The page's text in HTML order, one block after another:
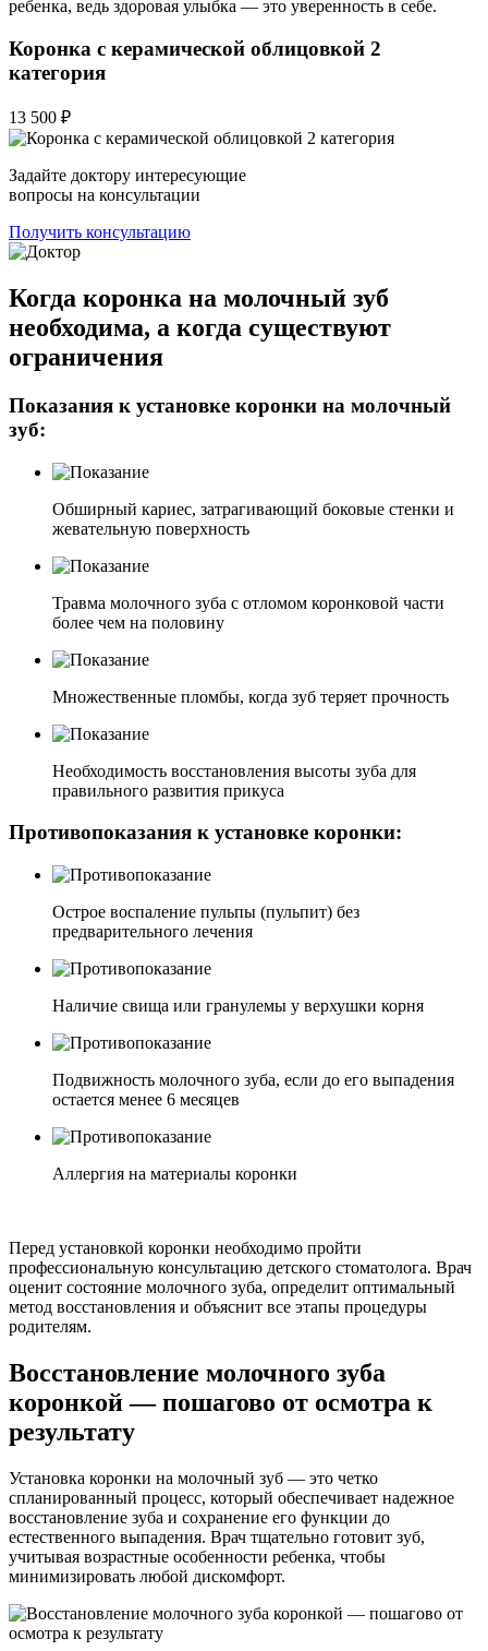
ребенка, ведь здоровая улыбка — это уверенность в себе.
Коронка с керамической облицовкой 2
категория
13 500 ₽
Задайте доктору интересующие
вопросы на консультации
Получить консультацию
Когда коронка на молочный зуб
необходима, а когда существуют
ограничения
Показания к установке коронки на молочный
зуб:
Обширный кариес, затрагивающий боковые стенки и
жевательную поверхность
Травма молочного зуба с отломом коронковой части
более чем на половину
Множественные пломбы, когда зуб теряет прочность
Необходимость восстановления высоты зуба для
правильного развития прикуса
Противопоказания к установке коронки:
Острое воспаление пульпы (пульпит) без
предварительного лечения
Наличие свища или гранулемы у верхушки корня
Подвижность молочного зуба, если до его выпадения
остается менее 6 месяцев
Аллергия на материалы коронки
Перед установкой коронки необходимо пройти
профессиональную консультацию детского стоматолога. Врач
оценит состояние молочного зуба, определит оптимальный
метод восстановления и объяснит все этапы процедуры
родителям.
Восстановление молочного зуба
коронкой — пошагово от осмотра к
результату
Установка коронки на молочный зуб — это четко
спланированный процесс, который обеспечивает надежное
восстановление зуба и сохранение его функции до
естественного выпадения. Врач тщательно готовит зуб,
учитывая возрастные особенности ребенка, чтобы
минимизировать любой дискомфорт.